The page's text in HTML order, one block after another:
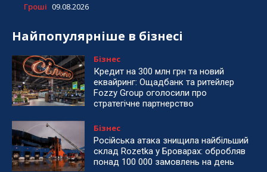
Гроші 09.08.2026
Найпопулярніше в бізнесі
Бізнес
Кредит на 300 млн грн та новий
еквайринг: Ощадбанк та ритейлер
Fozzy Group оголосили про
стратегічне партнерство
Бізнес
Російська атака знищила найбільший
склад Rozetka у Броварах: обробляв
понад 100 000 замовлень на день